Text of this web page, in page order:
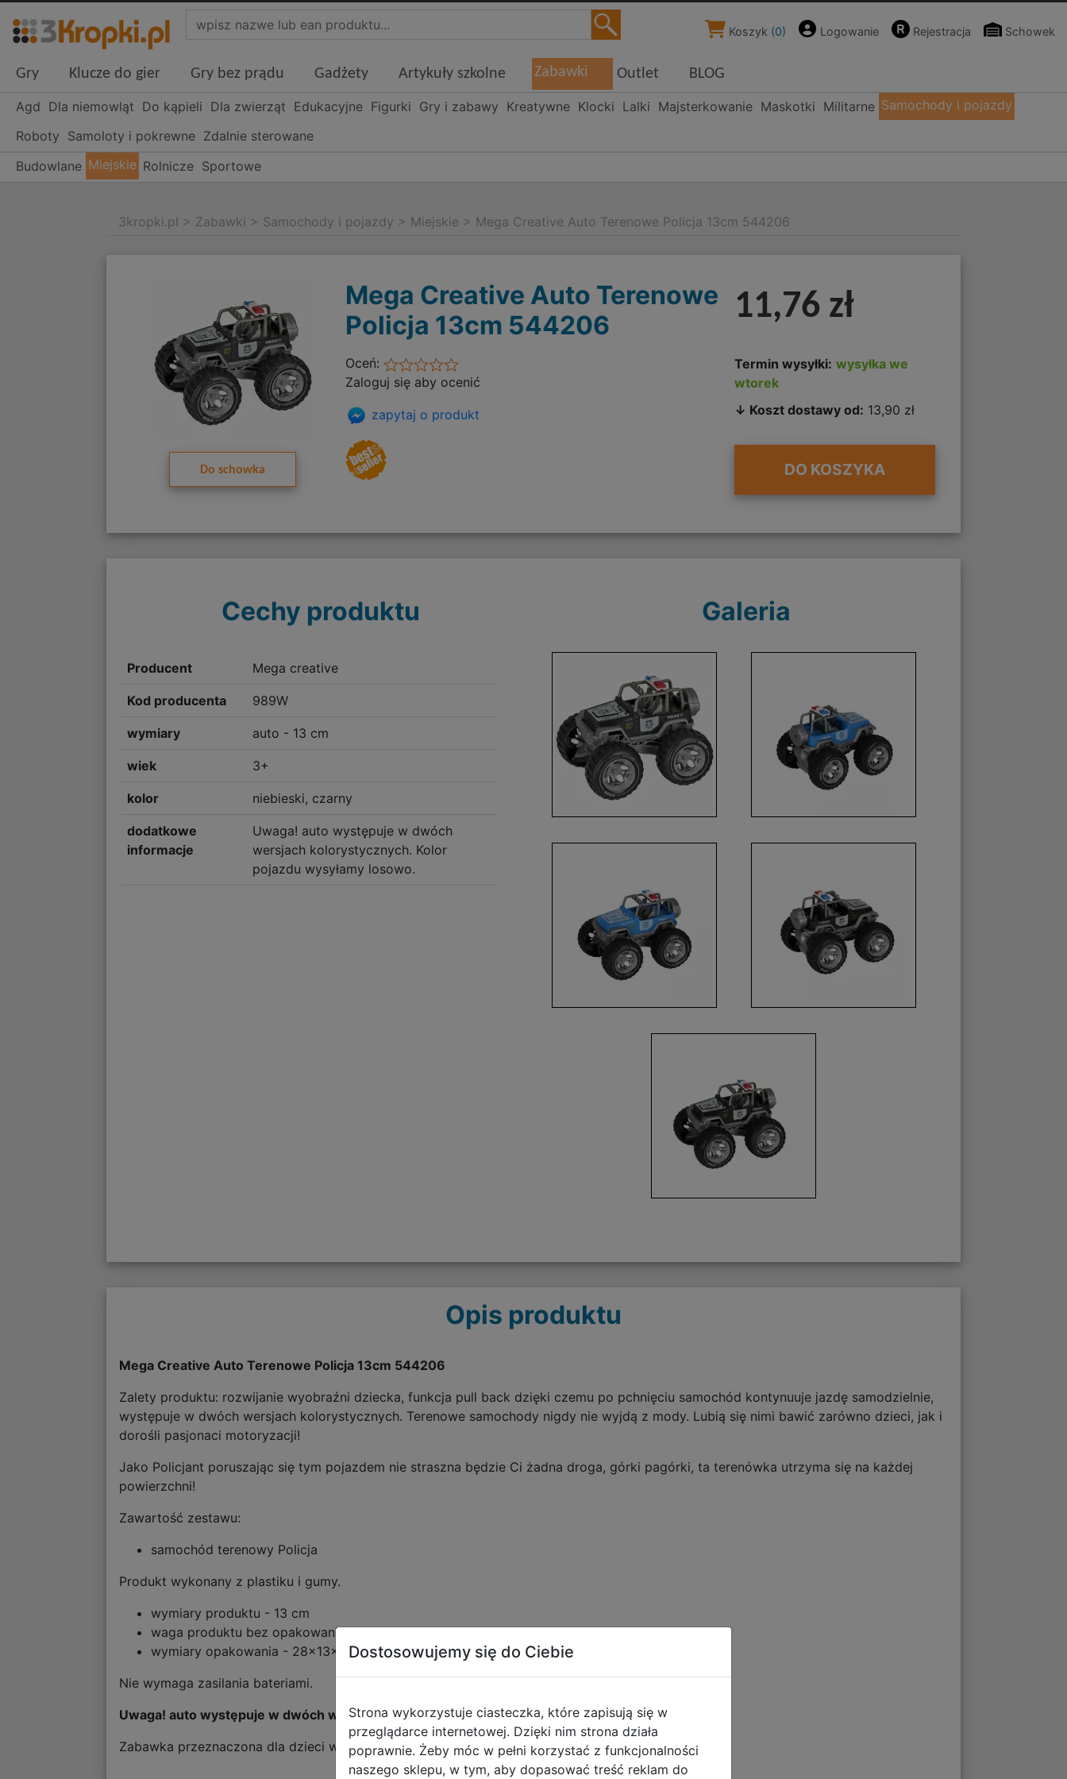
Koszyk (0) Logowanie Rejestracja Schowek
Gry Klucze do gier Gry bez prądu Gadżety Artykuły szkolne Zabawki Outlet BLOG
Agd Dla niemowląt Do kąpieli Dla zwierząt Edukacyjne Figurki Gry i zabawy Kreatywne Klocki Lalki Majsterkowanie Maskotki Militarne Samochody i pojazdy
Roboty Samoloty i pokrewne Zdalnie sterowane
Budowlane Miejskie Rolnicze Sportowe
3kropki.pl > Zabawki > Samochody i pojazdy > Miejskie > Mega Creative Auto Terenowe Policja 13cm 544206
Do schowka
Mega Creative Auto Terenowe
Policja 13cm 544206
Oceń:
Zaloguj się aby ocenić
zapytaj o produkt
11,76 zł
Termin wysyłki: wysyłka we
wtorek
↓ Koszt dostawy od: 13,90 zł
DO KOSZYKA
Cechy produktu
Producent Mega creative
Kod producenta 989W
wymiary auto - 13 cm
wiek 3+
kolor niebieski, czarny
dodatkowe
informacje
Uwaga! auto występuje w dwóch
wersjach kolorystycznych. Kolor
pojazdu wysyłamy losowo.
Galeria
Opis produktu
Mega Creative Auto Terenowe Policja 13cm 544206
Zalety produktu: rozwijanie wyobraźni dziecka, funkcja pull back dzięki czemu po pchnięciu samochód kontynuuje jazdę samodzielnie,
występuje w dwóch wersjach kolorystycznych. Terenowe samochody nigdy nie wyjdą z mody. Lubią się nimi bawić zarówno dzieci, jak i
dorośli pasjonaci motoryzacji!
Jako Policjant poruszając się tym pojazdem nie straszna będzie Ci żadna droga, górki pagórki, ta terenówka utrzyma się na każdej
powierzchni!
Zawartość zestawu:
samochód terenowy Policja
Produkt wykonany z plastiku i gumy.
wymiary produktu - 13 cm
waga produktu bez opakowania - 0,11 kg
wymiary opakowania - 28x13x12 cm
Nie wymaga zasilania bateriami.
Uwaga! auto występuje w dwóch wersjach kolorystycznych. Kolor pojazdu wysyłamy losowo.
Zabawka przeznaczona dla dzieci w wieku: 3+.
Dostosowujemy się do Ciebie
Strona wykorzystuje ciasteczka, które zapisują się w
przeglądarce internetowej. Dzięki nim strona działa
poprawnie. Żeby móc w pełni korzystać z funkcjonalności
naszego sklepu, w tym, aby dopasować treść reklam do